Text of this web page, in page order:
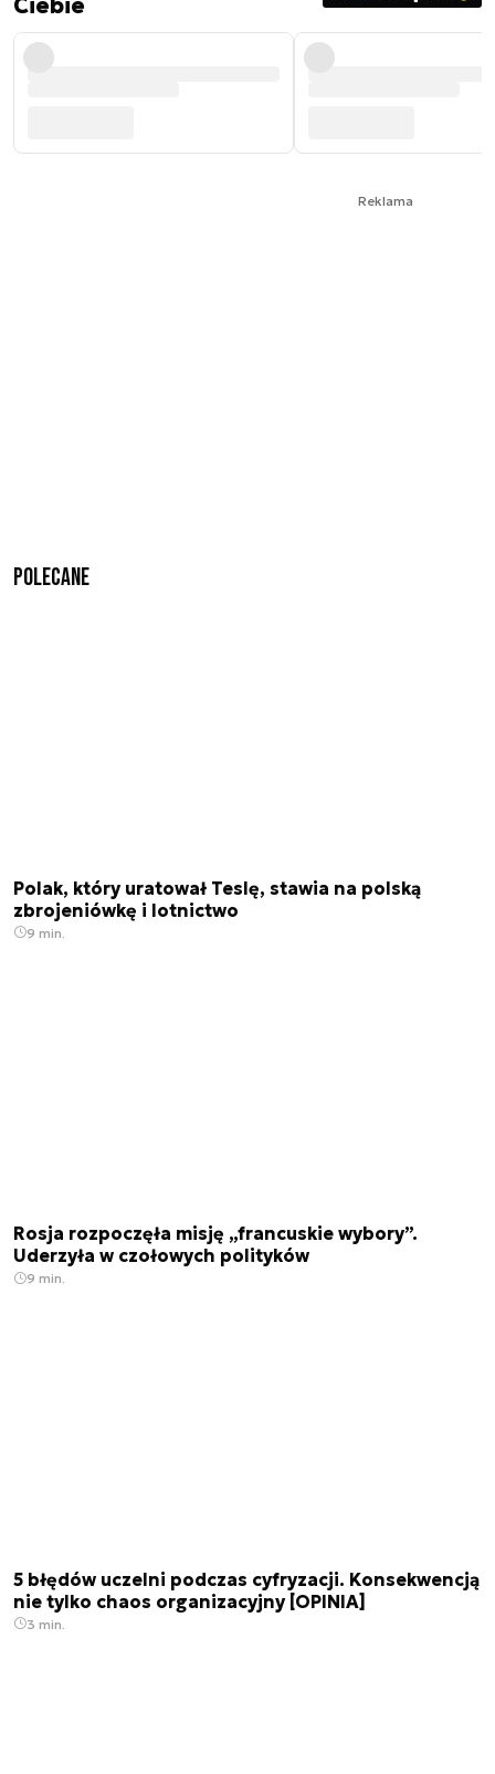
Reklama
Polecane
Polak, który uratował Teslę, stawia na polską
zbrojeniówkę i lotnictwo
9 min.
Rosja rozpoczęła misję „francuskie wybory”.
Uderzyła w czołowych polityków
9 min.
5 błędów uczelni podczas cyfryzacji. Konsekwencją
nie tylko chaos organizacyjny [OPINIA]
3 min.